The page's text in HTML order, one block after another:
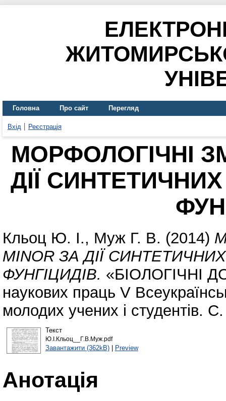
Головна Про сайт Перегляд
Вхід Реєстрація
МОРФОЛОГІЧНІ
ДІЇ
Кльоц Ю. І., Муж Г. В. (2014)
MINOR ЗА ДІЇ
ФУНГІЦИДІВ. «БІОЛОГІЧНІ
наукових праць V
молодих учених і студентів.
Текст
Ю.І.Кльоц__Г.В.Муж.pdf
Завантажити (362kB)| Preview
Анотація